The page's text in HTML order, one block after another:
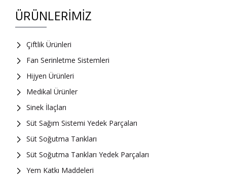
ÜRÜNLERIMIZ
Çiftlik Ürünleri
Fan Serinletme Sistemleri
Hijyen Ürünleri
Medikal Ürünler
Sinek İlaçları
Süt Sağım Sistemi Yedek Parçaları
Süt Soğutma Tankları
Süt Soğutma Tankları Yedek Parçaları
Yem Katkı Maddeleri